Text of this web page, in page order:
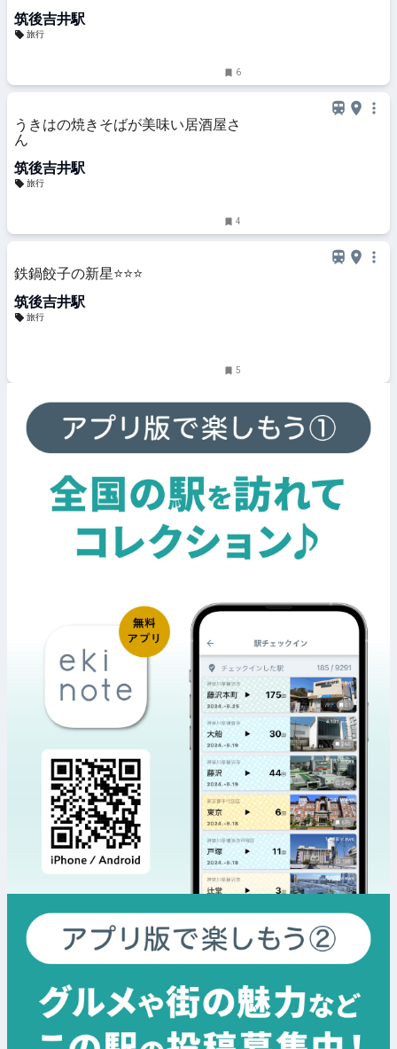
筑後吉井駅
旅行
6
うきはの焼きそばが美味い居酒屋さ
ん
筑後吉井駅
旅行
4
鉄鍋餃子の新星⭐️⭐️⭐️
筑後吉井駅
旅行
5